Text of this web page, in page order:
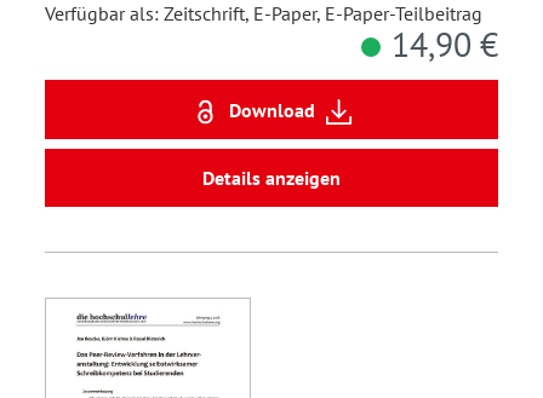
Verfügbar als: Zeitschrift, E-Paper, E-Paper-Teilbeitrag
14,90 €
Download
Details anzeigen